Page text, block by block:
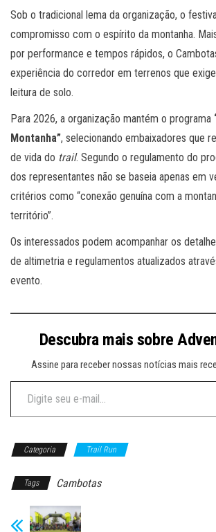
Sob o tradicional lema da organização, o
compromisso com o espírito da montanha.
por performance e tempos rápidos, o
experiência do corredor em terrenos que
leitura de solo.
Para 2026, a organização mantém o programa
Montanha”, selecionando embaixadores que
de vida do trail. Segundo o regulamento do
dos representantes não se baseia apenas em
critérios como “conexão genuína com a
território”.
Os interessados podem acompanhar os
de altimetria e regulamentos atualizados
evento.
Descubra mais sobre
Assine para receber nossas notícias mais
Digite seu e-mail…
Categoria Trail Run
Tags Cambotas